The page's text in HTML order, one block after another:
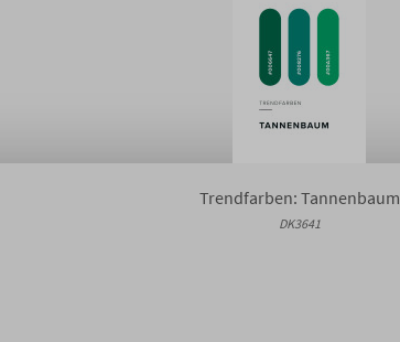
Trendfarben: Tannenbaum
DK3641